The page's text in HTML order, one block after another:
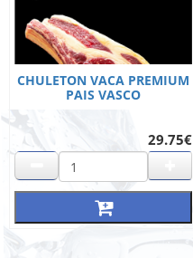
CHULETON VACA PREMIUM
PAIS VASCO
29.75€